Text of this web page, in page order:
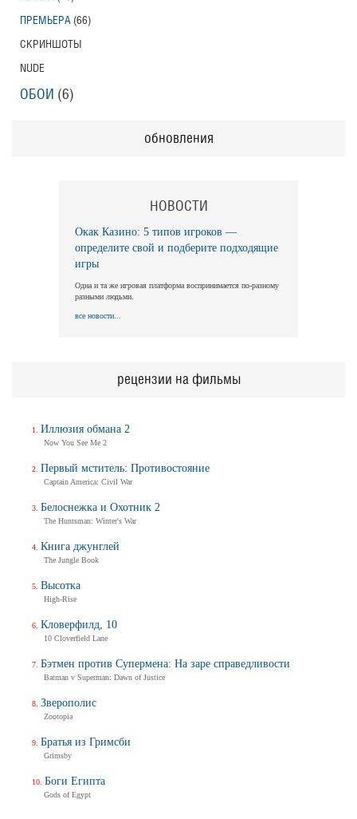
ПРЕМЬЕРА (66)
СКРИНШОТЫ
NUDE
ОБОИ (6)
обновления
НОВОСТИ
Окак Казино: 5 типов игроков —
определите свой и подберите подходящие
игры
Одна и та же игровая платформа воспринимается по-разному
разными людьми.
все новости...
рецензии на фильмы
Иллюзия обмана 2
Now You See Me 2
Первый мститель: Противостояние
Captain America: Civil War
Белоснежка и Охотник 2
The Huntsman: Winter's War
Книга джунглей
The Jungle Book
Высотка
High-Rise
Кловерфилд, 10
10 Cloverfield Lane
Бэтмен против Супермена: На заре справедливости
Batman v Superman: Dawn of Justice
Зверополис
Zootopia
Братья из Гримсби
Grimsby
Боги Египта
Gods of Egypt